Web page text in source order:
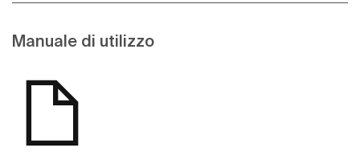
Manuale di utilizzo